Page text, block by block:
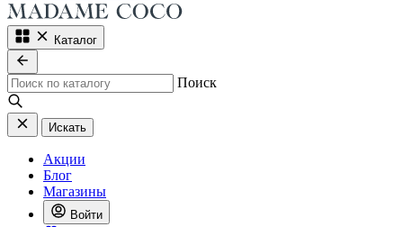
Каталог
Поиск
Искать
Акции
Блог
Магазины
Войти